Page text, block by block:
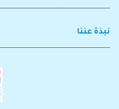
نبذة عننا